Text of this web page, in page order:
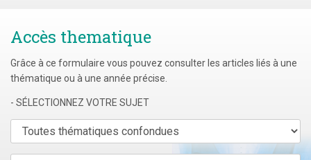
Accès thematique
Grâce à ce formulaire vous pouvez consulter les articles liés à une
thématique ou à une année précise.
- SÉLECTIONNEZ VOTRE SUJET